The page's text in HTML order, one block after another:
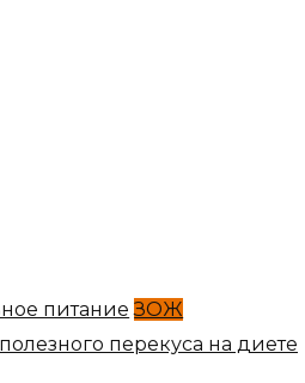
питание ЗОЖ
перекуса на диете